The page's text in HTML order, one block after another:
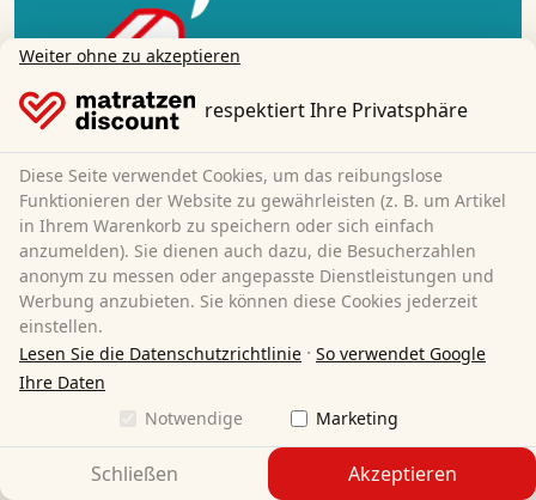
Auspacken
Entfernen Sie die Folie der Matratze.
Weiter ohne zu akzeptieren
respektiert Ihre Privatsphäre
Diese Seite verwendet Cookies, um das reibungslose
Funktionieren der Website zu gewährleisten (z. B. um Artikel
in Ihrem Warenkorb zu speichern oder sich einfach
anzumelden). Sie dienen auch dazu, die Besucherzahlen
anonym zu messen oder angepasste Dienstleistungen und
Werbung anzubieten. Sie können diese Cookies jederzeit
einstellen.
Lesen Sie die Datenschutzrichtlinie · So verwendet Google
Ihre Daten
Notwendige
Marketing
Schließen Akzeptieren